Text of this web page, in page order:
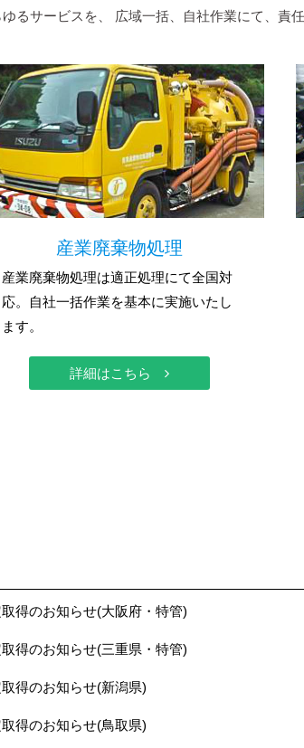
るサービスを、 広域一括、自社作業にて、責任
産業廃棄物処理
産業廃棄物処理は適正処理にて全国対
応。自社一括作業を基本に実施いたし
ます。
詳細はこちら
得のお知らせ(大阪府・特管)
得のお知らせ(三重県・特管)
得のお知らせ(新潟県)
得のお知らせ(鳥取県)